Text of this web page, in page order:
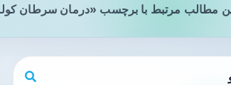
مطالب مرتبط با برچسب «درمان سرطان